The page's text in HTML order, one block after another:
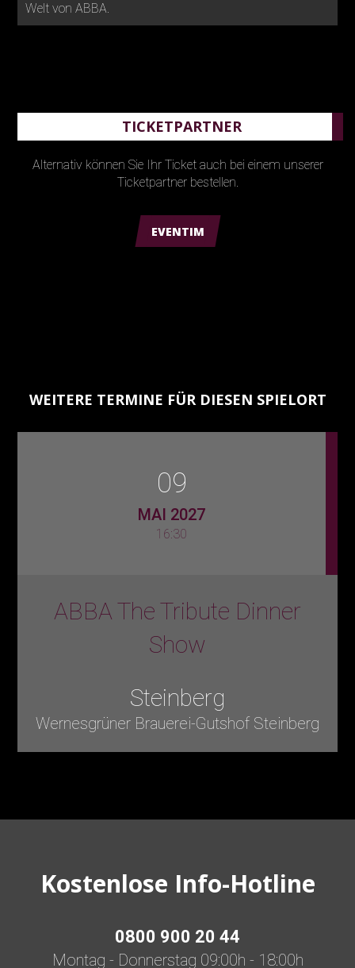
Welt von ABBA.
TICKETPARTNER
Alternativ können Sie Ihr Ticket auch bei einem unserer
Ticketpartner bestellen.
EVENTIM
WEITERE TERMINE FÜR DIESEN SPIELORT
09
MAI 2027
16:30
ABBA The Tribute Dinner
Show
Steinberg
Wernesgrüner Brauerei-Gutshof Steinberg
Kostenlose Info-Hotline
0800 900 20 44
Montag - Donnerstag 09:00h - 18:00h